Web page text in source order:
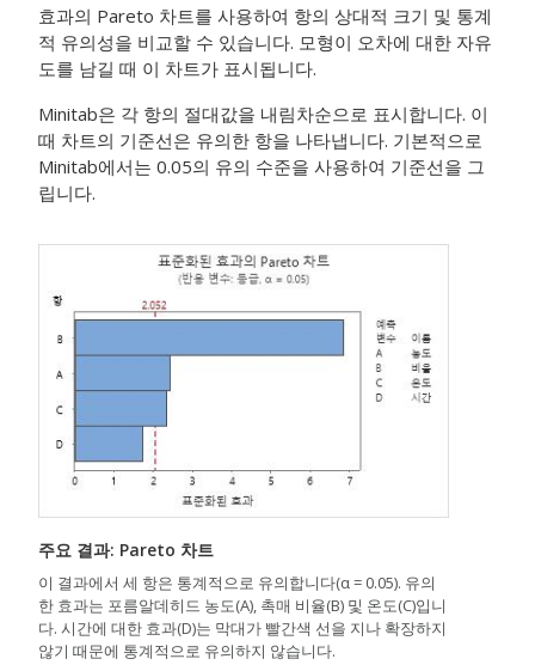
효과의 Pareto 차트를 사용하여 항의 상대적 크기 및 통계
적 유의성을 비교할 수 있습니다. 모형이 오차에 대한 자유
도를 남길 때 이 차트가 표시됩니다.
Minitab은 각 항의 절대값을 내림차순으로 표시합니다. 이
때 차트의 기준선은 유의한 항을 나타냅니다. 기본적으로
Minitab에서는 0.05의 유의 수준을 사용하여 기준선을 그
립니다.
주요 결과: Pareto 차트
이 결과에서 세 항은 통계적으로 유의합니다(α = 0.05). 유의
한 효과는 포름알데히드 농도(A), 촉매 비율(B) 및 온도(C)입니
다. 시간에 대한 효과(D)는 막대가 빨간색 선을 지나 확장하지
않기 때문에 통계적으로 유의하지 않습니다.